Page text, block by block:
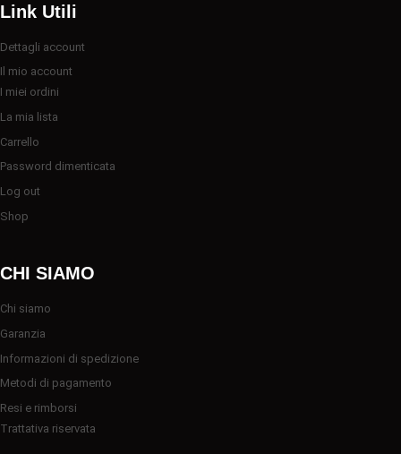
Link Utili
Dettagli account
Il mio account
I miei ordini
La mia lista
Carrello
Password dimenticata
Log out
Shop
CHI SIAMO
Chi siamo
Garanzia
Informazioni di spedizione
Metodi di pagamento
Resi e rimborsi
Trattativa riservata